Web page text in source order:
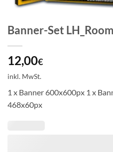
Banner-Set
12,00€
inkl. MwSt.
1 x Banner 600x600px 1 x
468x60px